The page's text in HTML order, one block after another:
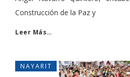
Construcción de la Paz y
Leer Más…
NAYARIT